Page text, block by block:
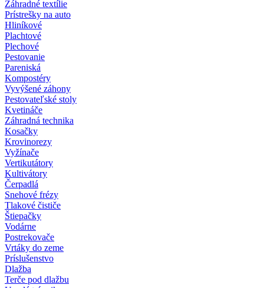
Záhradné textílie
Prístrešky na auto
Hliníkové
Plachtové
Plechové
Pestovanie
Pareniská
Kompostéry
Vyvýšené záhony
Pestovateľské stoly
Kvetináče
Záhradná technika
Kosačky
Krovinorezy
Vyžínače
Vertikutátory
Kultivátory
Čerpadlá
Snehové frézy
Tlakové čističe
Štiepačky
Vodárne
Postrekovače
Vrtáky do zeme
Príslušenstvo
Dlažba
Terče pod dlažbu